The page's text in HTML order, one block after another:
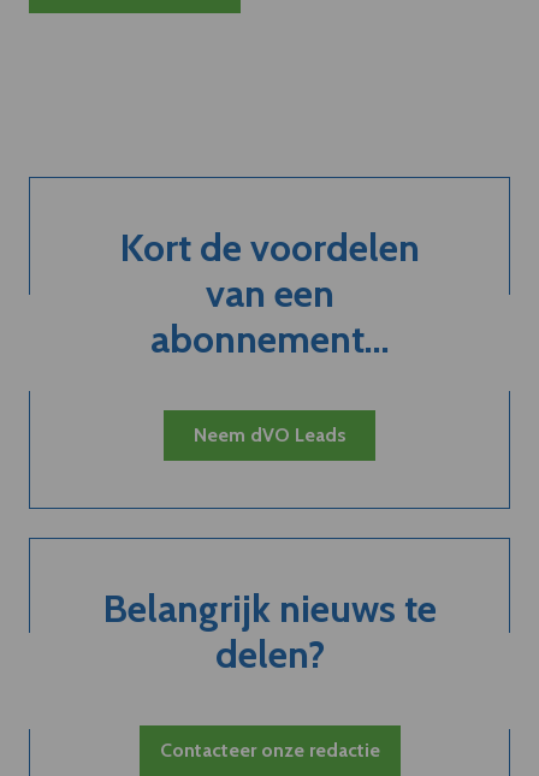
Kort de voordelen
van een
abonnement...
Neem dVO Leads
Belangrijk nieuws te
delen?
Contacteer onze redactie